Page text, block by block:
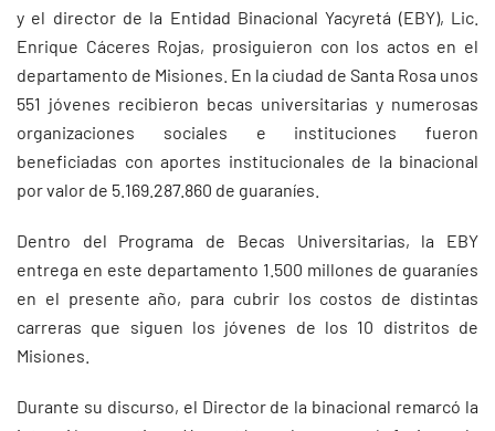
y el director de la Entidad Binacional Yacyretá (EBY), Lic.
Enrique Cáceres Rojas, prosiguieron con los actos en el
departamento de Misiones. En la ciudad de Santa Rosa unos
551 jóvenes recibieron becas universitarias y numerosas
organizaciones sociales e instituciones fueron
beneficiadas con aportes institucionales de la binacional
por valor de 5.169.287.860 de guaraníes.
Dentro del Programa de Becas Universitarias, la EBY
entrega en este departamento 1.500 millones de guaraníes
en el presente año, para cubrir los costos de distintas
carreras que siguen los jóvenes de los 10 distritos de
Misiones.
Durante su discurso, el Director de la binacional remarcó la